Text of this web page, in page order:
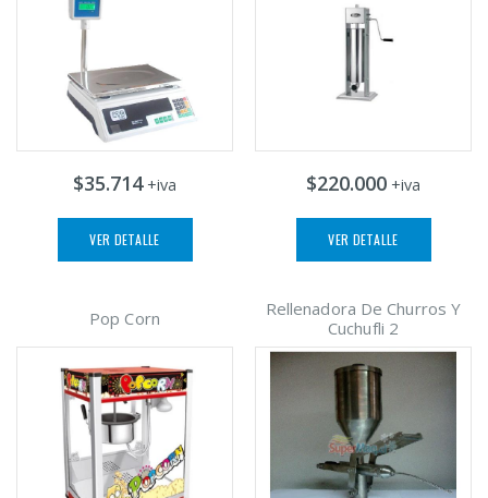
$35.714+iva
VER DETALLE
$220.000 +iva
VER DETALLE
Pop Corn
Rellenadora De Churros Y
Cuchufli 2